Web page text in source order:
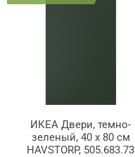
Ширина
ИКЕА Двери, темно-
зеленый, 40 x 80 см
HAVSTORP, 505.683.73